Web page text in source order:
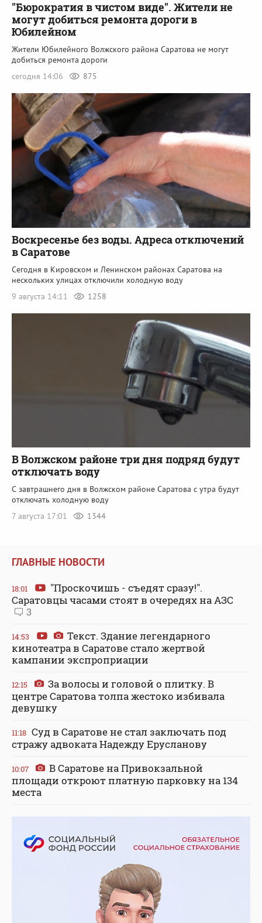
"Бюрократия в чистом виде". Жители не
могут добиться ремонта дороги в
Юбилейном
Жители Юбилейного Волжского района Саратова не могут
добиться ремонта дороги
сегодня 14:06
875
Воскресенье без воды. Адреса отключений
в Саратове
Сегодня в Кировском и Ленинском районах Саратова на
нескольких улицах отключили холодную воду
9 августа 14:11
1258
В Волжском районе три дня подряд будут
отключать воду
С завтрашнего дня в Волжском районе Саратова с утра будут
отключать холодную воду
7 августа 17:01
1344
ГЛАВНЫЕ НОВОСТИ
18:01
"Проскочишь - съедят сразу!".
Саратовцы часами стоят в очередях на АЗС
3
14:53
Текст. Здание легендарного
кинотеатра в Саратове стало жертвой
кампании экспроприации
12:15
За волосы и головой о плитку. В
центре Саратова толпа жестоко избивала
девушку
11:18 Суд в Саратове не стал заключать под
стражу адвоката Надежду Ерусланову
10:07
В Саратове на Привокзальной
площади откроют платную парковку на 134
места